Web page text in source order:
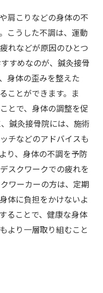
肩こりなどの身体の不
こうした不調は、運動
れなどが原因のひとつ
すめなのが、鍼灸接骨
身体の歪みを整えた
ことができます。ま
とで、身体の調整を促
鍼灸接骨院には、施術
チなどのアドバイスも
り、身体の不調を予防
スクワークでの疲れを
ワーカーの方は、定期
体に負担をかけないよ
ることで、健康な身体
より一層取り組むこと